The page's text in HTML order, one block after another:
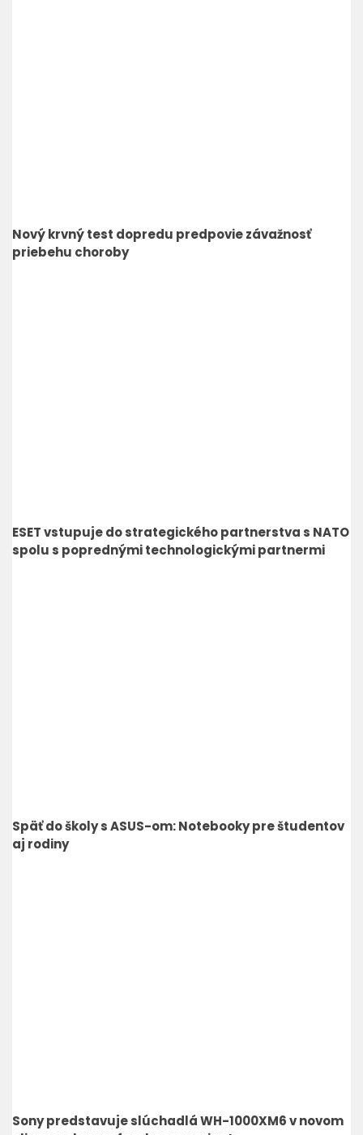
Nový krvný test dopredu predpovie závažnosť
priebehu choroby
ESET vstupuje do strategického partnerstva s NATO
spolu s poprednými technologickými partnermi
Späť do školy s ASUS-om: Notebooky pre študentov
aj rodiny
Sony predstavuje slúchadlá WH-1000XM6 v novom